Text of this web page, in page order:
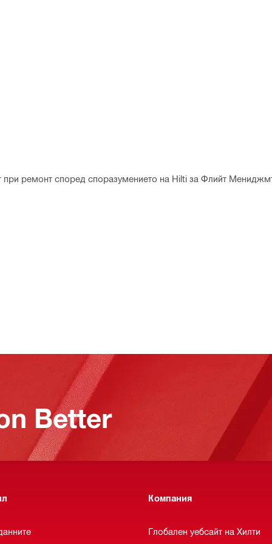
при ремонт според споразумението на Hilti за Флийт
Better
Компания
Глобален уебсайт на Хилти